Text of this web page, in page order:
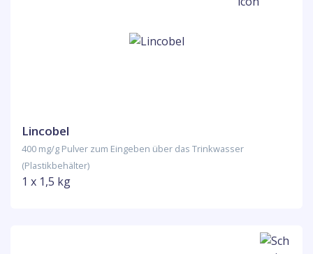
Lincobel
400 mg/g Pulver zum Eingeben über das Trinkwasser
(Plastikbehälter)
1 x 1,5 kg